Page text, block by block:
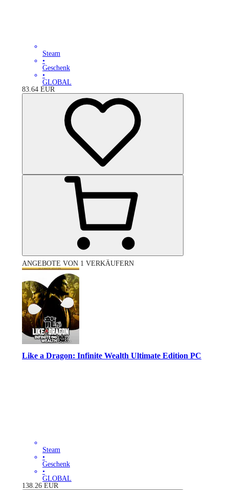
Steam
•
Geschenk
•
GLOBAL
83.64 EUR
ANGEBOTE VON 1 VERKÄUFERN
Like a Dragon: Infinite Wealth Ultimate Edition PC
Steam
•
Geschenk
•
GLOBAL
138.26 EUR